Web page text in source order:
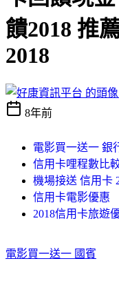
饋2018 推
2018
8年前
電影買一送一 銀
信用卡哩程數比
機場接送 信用卡
信用卡電影優惠
2018信用卡旅遊
電影買一送一 國賓